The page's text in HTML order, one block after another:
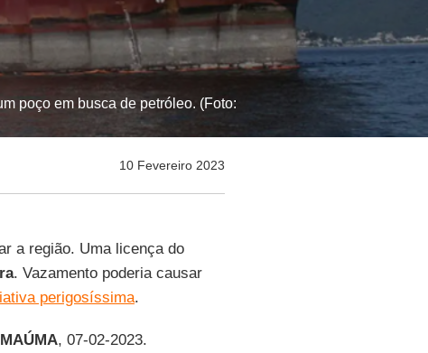
poço em busca de petróleo. (Foto:
10 Fevereiro 2023
a região. Uma licença do
. Vazamento poderia causar
perigosíssima.
, 07-02-2023.